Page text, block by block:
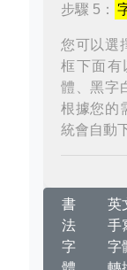
步驟 5：
您可以選
框下面有
體、黑字
根據您的
統會自動
書
法
字
英
手
字